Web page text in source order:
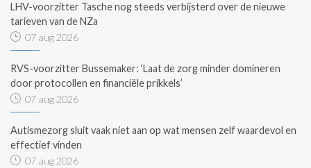
LHV-voorzitter Tasche nog steeds verbijsterd over de nieuwe
tarieven van de NZa
07 aug 2026
RVS-voorzitter Bussemaker: ‘Laat de zorg minder domineren
door protocollen en financiële prikkels’
07 aug 2026
Autismezorg sluit vaak niet aan op wat mensen zelf waardevol en
effectief vinden
07 aug 2026